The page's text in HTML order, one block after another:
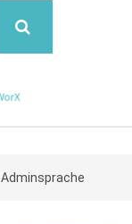
Adminsprache